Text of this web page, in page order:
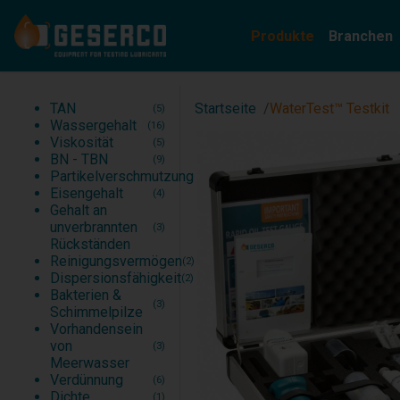
Produkte
Wassergehalt
(16)
Viskosität (5)
BN - TBN
(9)
Partikelverschmutzung
Eisengehalt(4)
Gehalt an unverbrannten Rückständen
Reinigungsvermögen
Branchen
Handelsschifffahrt
Kriegsmarine
Zementwerk
Stahlindustrie, Bearbeitung
TAN (5)
Wassergehalt (16)
Viskosität (5)
BN - TBN (9)
Partikelverschmutzung
Eisengehalt (4)
Gehalt an
unverbrannten
Rückständen
(3)
Reinigungsvermögen(2)
Dispersionsfähigkeit(2)
Bakterien &
Schimmelpilze
(3)
Vorhandensein
von
Meerwasser
(3)
Verdünnung (6)
(1)
Startseite WaterTest™ Testkit